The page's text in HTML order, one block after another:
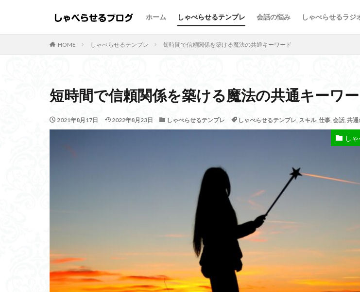
ホーム しゃべらせるテンプレ 会話の悩み しゃべらせるラジ
HOME しゃべらせるテンプレ 短時間で信頼関係を築ける魔法の共通キーワード
短時間で信頼関係を築ける魔法の共通キーワ
2021年8月17日 2022年8月23日 しゃべらせるテンプレ しゃべらせるテンプレ, スキル,仕事, 会話, 共通
し
Twitter 向上 方法 新著 意外 情報凝縮
劇的に変わる
覚えてもらう 組み込む
相手への興味
相手が話すタイプ 相手が話さないタイプ
無意識にしゃべらせる技術
無意識にしゃべらせたい相談会
チェック
サンクチュアリ出版
コミュニティ
オンライン会議
イベント
しゃべらせる家庭教師
ブーストテクニック
会話相談
会話の空気感
会話の目線 会話の演出力 会話の本音話法